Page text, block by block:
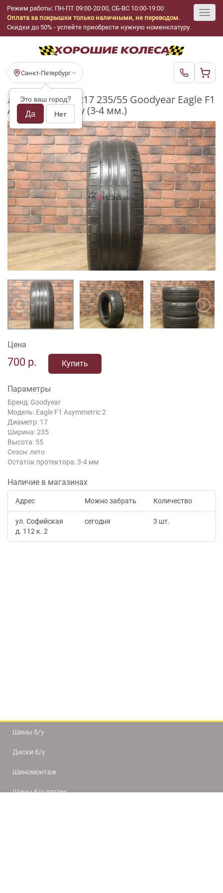
Режим работы: ПН-ПТ 09:00-20:00, СБ-ВС 10:00-19:00
Оплата за покрышки только наличными, не переводом.
Скидки до 50% - успейте приобрести нужную номенклатуру.
Санкт-Петербург
Это ваш город?
Да Нет
Летние шины R17 235/55 Goodyear Eagle F1
Asymmetric 2 бу (3-4 мм.)
Цена
700 р. Купить
Параметры
Бренд: Goodyear
Модель: Eagle F1 Asymmetric 2
Диаметр: 17
Ширина: 235
Высота: 55
Сезон: лето
Остаток протектора: 3-4 мм
Наличие в магазинах
Адрес Можно забрать Количество
ул. Софийская
д. 112 к. 2
сегодня 3 шт.
Шины б/у
Диски б/у
Шиномонтаж
Шины б/у оптом